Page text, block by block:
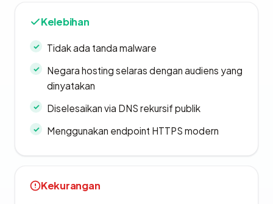
Kelebihan
Tidak ada tanda malware
Negara hosting selaras dengan audiens yang
dinyatakan
Diselesaikan via DNS rekursif publik
Menggunakan endpoint HTTPS modern
Kekurangan